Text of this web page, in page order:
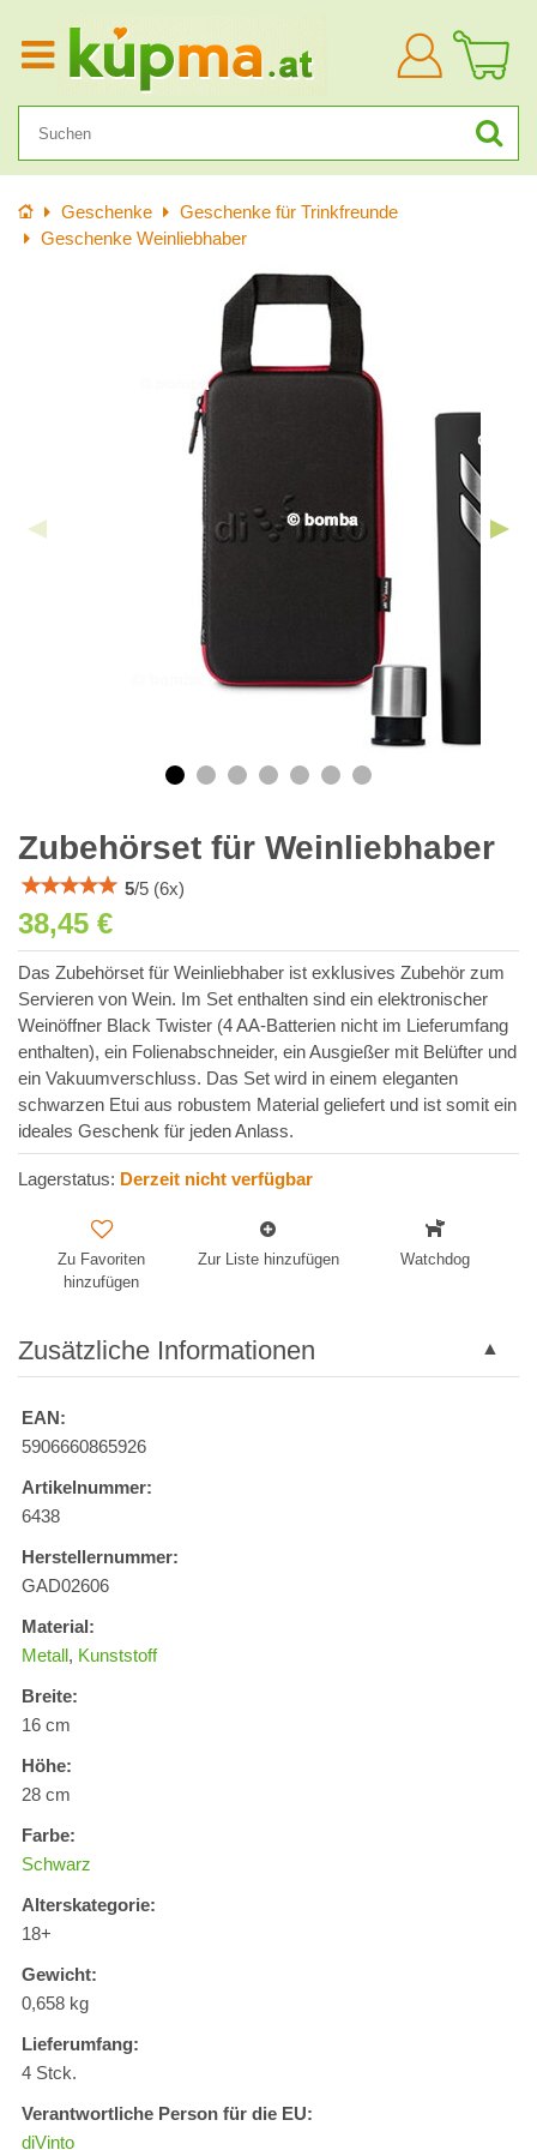
Anmelden
StartseiteGeschenke
Geschenke für Trinkfreunde
Geschenke Weinliebhaber
Zubehörset für Weinliebhaber
5/5 (6x)
38,45 €
Das Zubehörset für Weinliebhaber ist exklusives Zubehör zum
Servieren von Wein. Im Set enthalten sind ein elektronischer
Weinöffner Black Twister (4 AA-Batterien nicht im Lieferumfang
enthalten), ein Folienabschneider, ein Ausgießer mit Belüfter und
ein Vakuumverschluss. Das Set wird in einem eleganten
schwarzen Etui aus robustem Material geliefert und ist somit ein
ideales Geschenk für jeden Anlass.
Lagerstatus: Derzeit nicht verfügbar
Zu Favoriten
hinzufügen
Zur Liste hinzufügen Watchdog
Zusätzliche Informationen
EAN:
5906660865926
Artikelnummer:
6438
Herstellernummer:
GAD02606
Material:
Metall , Kunststoff
Breite:
16 cm
Höhe:
28 cm
Farbe:
Schwarz
Alterskategorie:
18+
Gewicht:
0,658 kg
Lieferumfang:
4 Stck.
Verantwortliche Person für die EU:
diVinto